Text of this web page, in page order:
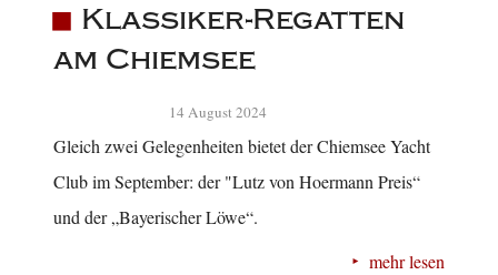
Klassiker-Regatten
am Chiemsee
14 August 2024
Gleich zwei Gelegenheiten bietet der Chiemsee Yacht
Club im September: der "Lutz von Hoermann Preis“
und der „Bayerischer Löwe“.
mehr lesen